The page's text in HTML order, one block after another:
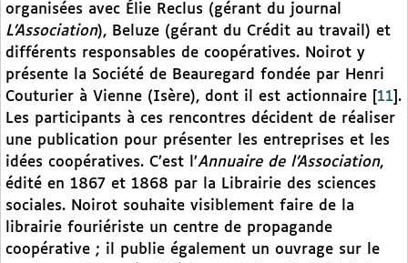
organisées avec Élie Reclus (gérant du journal
L’Association), Beluze (gérant du Crédit au travail) et
différents responsables de coopératives. Noirot y
présente la Société de Beauregard fondée par Henri
Couturier à Vienne (Isère), dont il est actionnaire
11 .
Les participants à ces rencontres décident de réaliser
une publication pour présenter les entreprises et les
idées coopératives. C’est l’Annuaire de l’Association,
édité en 1867 et 1868 par la Librairie des sciences
sociales. Noirot souhaite visiblement faire de la
librairie fouriériste un centre de propagande
coopérative ; il publie également un ouvrage sur le